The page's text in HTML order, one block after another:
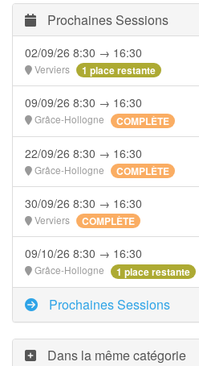
Prochaines Sessions
02/09/26 8:30 → 16:30
Verviers 1 place restante
09/09/26 8:30 → 16:30
Grâce-Hollogne COMPLÈTE
22/09/26 8:30 → 16:30
Grâce-Hollogne COMPLÈTE
30/09/26 8:30 → 16:30
Verviers COMPLÈTE
09/10/26 8:30 → 16:30
Grâce-Hollogne 1 place restante
Prochaines Sessions
Dans la même catégorie